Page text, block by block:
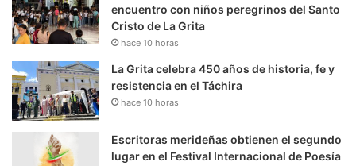
encuentro con niños peregrinos del Santo
Cristo de La Grita
hace 10 horas
La Grita celebra 450 años de historia, fe y
resistencia en el Táchira
hace 10 horas
Escritoras merideñas obtienen el segundo
lugar en el Festival Internacional de Poesía